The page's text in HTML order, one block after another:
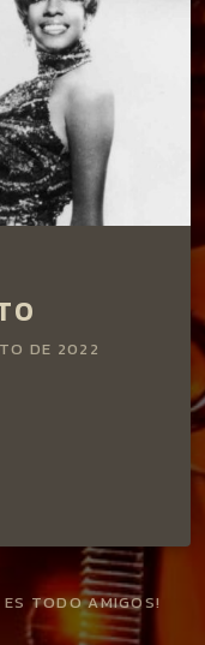
DE 2022
TODO AMIGOS!